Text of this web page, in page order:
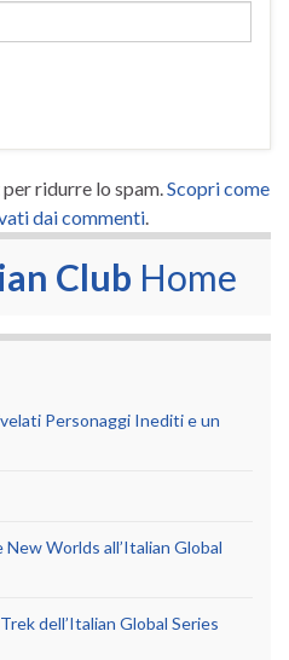
ridurre lo spam.Scopri come
dai commenti.
Club Home
Personaggi Inediti e un
Worlds all’Italian Global
dell’Italian Global Series